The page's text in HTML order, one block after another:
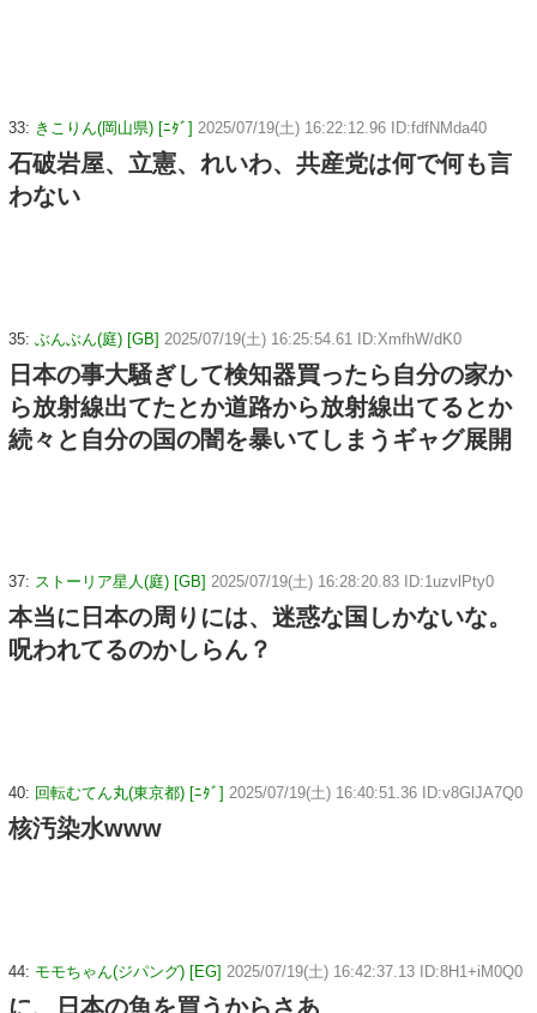
33: きこりん(岡山県) [ﾆﾀﾞ] 2025/07/19(土) 16:22:12.96 ID:fdfNMda40
石破岩屋、立憲、れいわ、共産党は何で何も言
わない
35: ぶんぶん(庭) [GB] 2025/07/19(土) 16:25:54.61 ID:XmfhW/dK0
日本の事大騒ぎして検知器買ったら自分の家か
ら放射線出てたとか道路から放射線出てるとか
続々と自分の国の闇を暴いてしまうギャグ展開
37: ストーリア星人(庭) [GB] 2025/07/19(土) 16:28:20.83 ID:1uzvlPty0
本当に日本の周りには、迷惑な国しかないな。
呪われてるのかしらん？
40: 回転むてん丸(東京都) [ﾆﾀﾞ] 2025/07/19(土) 16:40:51.36 ID:v8GlJA7Q0
核汚染水www
44: モモちゃん(ジパング) [EG] 2025/07/19(土) 16:42:37.13 ID:8H1+iM0Q0
に、日本の魚を買うからさあ